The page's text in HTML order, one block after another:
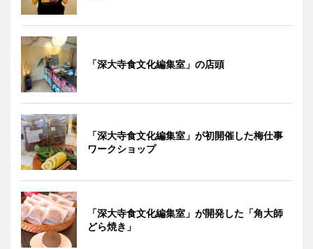
「深大寺食文化編集室」の店頭
「深大寺食文化編集室」が初開催した梅仕事
ワークショップ
「深大寺食文化編集室」が開発した「角大師
どら焼き」